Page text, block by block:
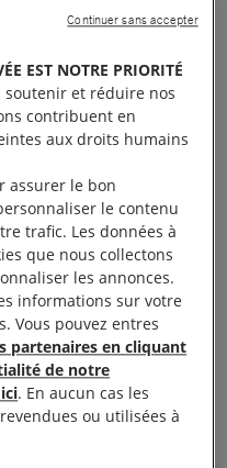
EST NOTRE PRIORITÉ
soutenir et réduire nos
contribuent en
aux droits humains
assurer le bon
le contenu
trafic. Les données à
que nous collectons
les annonces.
informations sur votre
Vous pouvez entres
partenaires en cliquant
de notre
. En aucun cas les
ou utilisées à
Continuer sans accepter